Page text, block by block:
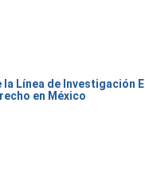
Línea de Investigación El
en México